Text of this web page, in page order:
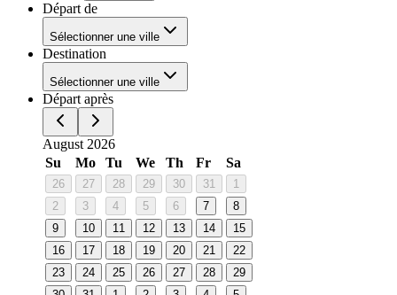
Départ de
Sélectionner une ville
Destination
Sélectionner une ville
Départ après
August 2026
Su
Mo Tu We Th Fr Sa
26 27 28 29 30 31
1
2
3 4 5 6 7
8
9
10 11 12 13 14
15
16
17 18 19 20 21
22
23
24 25 26 27 28
29